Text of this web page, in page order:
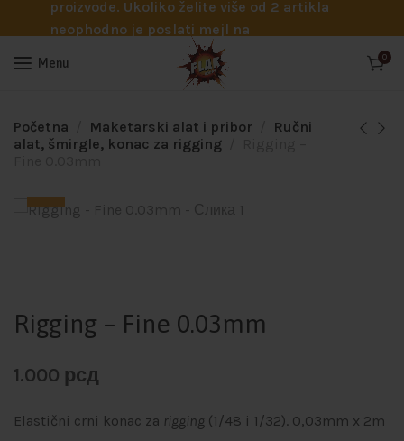
proizvode. Ukoliko želite više od 2 artikla
neophodno je poslati mejl na
info@flakhobby.com sa preciznim šiframa
proizvoda. Svakako nas možete pozvati
potrebna pomoć oko odabira.
Menu 0
Početna Maketarski alat i pribor
Ručni
alat, šmirgle, konac za rigging
Rigging – Fine 0.03mm
1.000 рсд
Elastični crni konac za rigging (1/48 i 1/32). 0,03mm x 2m